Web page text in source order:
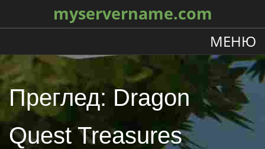
myservername.com
МЕНЮ
Преглед: Dragon
Quest Treasures